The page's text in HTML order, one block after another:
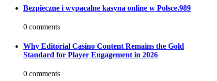
Bezpieczne i wypacalne kasyna online w Polsce.989
0 comments
Why Editorial Casino Content Remains the Gold
Standard for Player Engagement in 2026
0 comments